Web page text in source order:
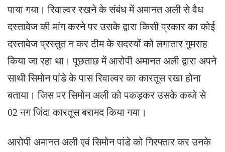
पाया गया। रिवाल्वर रखने के संबंध में अमानत अली से वैध
दस्तावेज की मांग करने पर उसके द्वारा किसी प्रकार का कोई
दस्तावेज प्रस्तुत न कर टीम के सदस्यों को लगातार गुमराह
किया जा रहा था। पूछताछ में आरोपी अमानत अली द्वारा अपने
साथी सिमोन पांडे के पास रिवाल्वर का कारतूस रखा होना
बताया। जिस पर सिमोन अली को पकड़कर उसके कब्जे से
02 नग जिंदा कारतूस बरामद किया गया।
आरोपी अमानत अली एवं सिमोन पांडे को गिरफ्तार कर उनके